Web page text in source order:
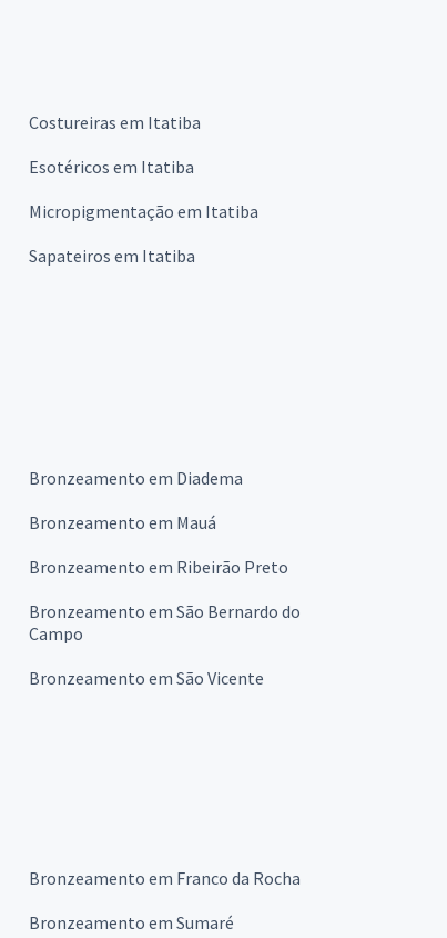
Costureiras em Itatiba
Esotéricos em Itatiba
Micropigmentação em Itatiba
Sapateiros em Itatiba
Bronzeamento em Diadema
Bronzeamento em Mauá
Bronzeamento em Ribeirão Preto
Bronzeamento em São Bernardo do
Campo
Bronzeamento em São Vicente
Bronzeamento em Franco da Rocha
Bronzeamento em Sumaré